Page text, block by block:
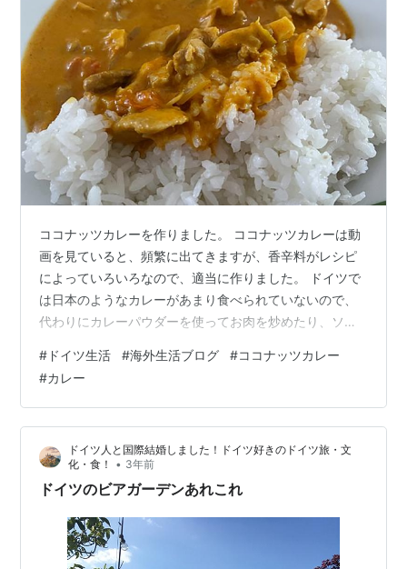
ココナッツカレーを作りました。 ココナッツカレーは動
画を見ていると、頻繁に出てきますが、香辛料がレシピ
によっていろいろなので、適当に作りました。 ドイツで
は日本のようなカレーがあまり食べられていないので、
代わりにカレーパウダーを使ってお肉を炒めたり、ソー
レーは、以前に何度かレシピは見たことあったけど、あ
まり覚えていないし、香辛料も全部買えないやと思って
かなり適当に作ったのだけど、とても美味しくできまし
た。 画像が切れてました。 材料は ・鶏肉（400g) ・ト
マト(小さめの4個） ・玉ねぎ（１個） ・チリ（２本）
・ニンニク（１個） ・ショウ…
# ドイツ生活 #海外生活ブログ #ココナッツカレー
#カレー
ドイツ人と国際結婚しました！ドイツ好きのドイツ旅・文
化・食！
• 3年前
ドイツのビアガーデンあれこれ